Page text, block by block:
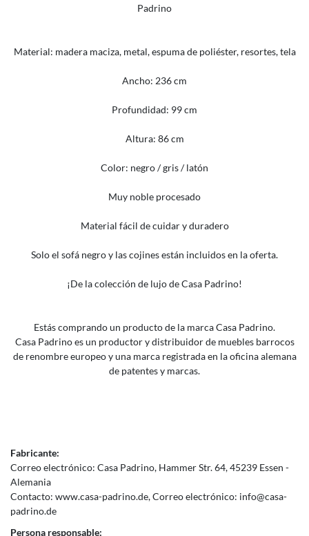
Padrino
Material: madera maciza, metal, espuma de poliéster, resortes, tela
Ancho: 236 cm
Profundidad: 99 cm
Altura: 86 cm
Color: negro / gris / latón
Muy noble procesado
Material fácil de cuidar y duradero
Solo el sofá negro y las cojines están incluidos en la oferta.
¡De la colección de lujo de Casa Padrino!
Estás comprando un producto de la marca Casa Padrino.
Casa Padrino es un productor y distribuidor de muebles barrocos
de renombre europeo y una marca registrada en la oficina alemana
de patentes y marcas.
Fabricante:
Correo electrónico: Casa Padrino Hammer Str.64 45239 Essen
Alemania
Contacto: www.casa-padrino.de Correo electrónico: info@casa-
padrino.de
Persona responsable: